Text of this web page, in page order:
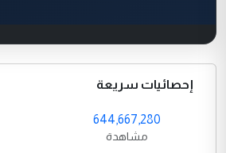
إحصائيات سريعة
644,667,280
مشاهدة